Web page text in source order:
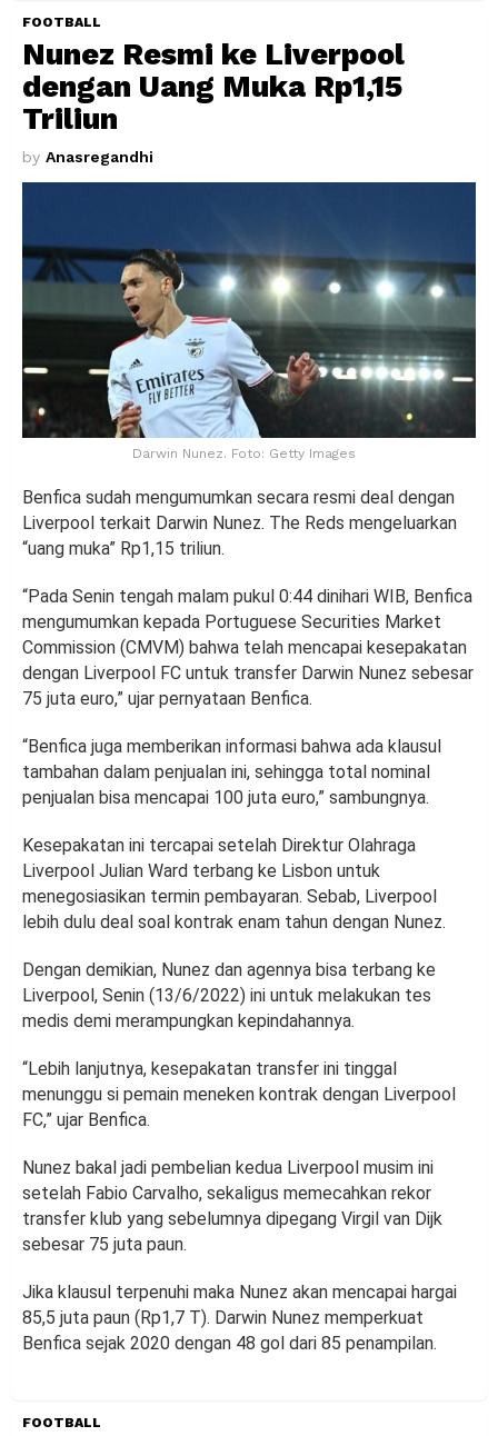
FOOTBALL
Nunez Resmi ke Liverpool
dengan Uang Muka Rp1,15
Triliun
by Anasregandhi
Darwin Nunez. Foto: Getty Images
Benfica sudah mengumumkan secara resmi deal dengan
Liverpool terkait Darwin Nunez. The Reds mengeluarkan
“uang muka” Rp1,15 triliun.
“Pada Senin tengah malam pukul 0:44 dinihari WIB, Benfica
mengumumkan kepada Portuguese Securities Market
Commission (CMVM) bahwa telah mencapai kesepakatan
dengan Liverpool FC untuk transfer Darwin Nunez sebesar
75 juta euro,” ujar pernyataan Benfica.
“Benfica juga memberikan informasi bahwa ada klausul
tambahan dalam penjualan ini, sehingga total nominal
penjualan bisa mencapai 100 juta euro,” sambungnya.
Kesepakatan ini tercapai setelah Direktur Olahraga
Liverpool Julian Ward terbang ke Lisbon untuk
menegosiasikan termin pembayaran. Sebab, Liverpool
lebih dulu deal soal kontrak enam tahun dengan Nunez.
Dengan demikian, Nunez dan agennya bisa terbang ke
Liverpool, Senin (13/6/2022) ini untuk melakukan tes
medis demi merampungkan kepindahannya.
“Lebih lanjutnya, kesepakatan transfer ini tinggal
menunggu si pemain meneken kontrak dengan Liverpool
FC,” ujar Benfica.
Nunez bakal jadi pembelian kedua Liverpool musim ini
setelah Fabio Carvalho, sekaligus memecahkan rekor
transfer klub yang sebelumnya dipegang Virgil van Dijk
sebesar 75 juta paun.
Jika klausul terpenuhi maka Nunez akan mencapai hargai
85,5 juta paun (Rp1,7 T). Darwin Nunez memperkuat
Benfica sejak 2020 dengan 48 gol dari 85 penampilan.
FOOTBALL